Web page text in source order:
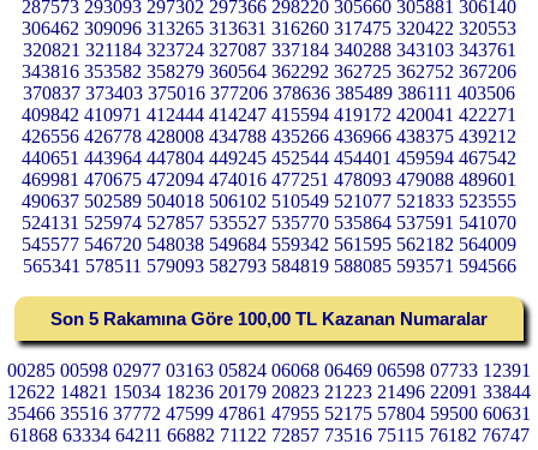
287573 293093 297302 297366 298220 305660 305881 306140
306462 309096 313265 313631 316260 317475 320422 320553
320821 321184 323724 327087 337184 340288 343103 343761
343816 353582 358279 360564 362292 362725 362752 367206
370837 373403 375016 377206 378636 385489 386111 403506
409842 410971 412444 414247 415594 419172 420041 422271
426556 426778 428008 434788 435266 436966 438375 439212
440651 443964 447804 449245 452544 454401 459594 467542
469981 470675 472094 474016 477251 478093 479088 489601
490637 502589 504018 506102 510549 521077 521833 523555
524131 525974 527857 535527 535770 535864 537591 541070
545577 546720 548038 549684 559342 561595 562182 564009
565341 578511 579093 582793 584819 588085 593571 594566
Son 5 Rakamına Göre 100,00 TL Kazanan Numaralar
00285 00598 02977 03163 05824 06068 06469 06598 07733 12391
12622 14821 15034 18236 20179 20823 21223 21496 22091 33844
35466 35516 37772 47599 47861 47955 52175 57804 59500 60631
61868 63334 64211 66882 71122 72857 73516 75115 76182 76747